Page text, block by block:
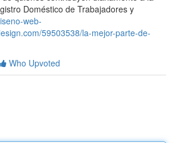
Doméstico de Trabajadores y
web-
59503538/la-mejor-parte-de-
Who Upvoted